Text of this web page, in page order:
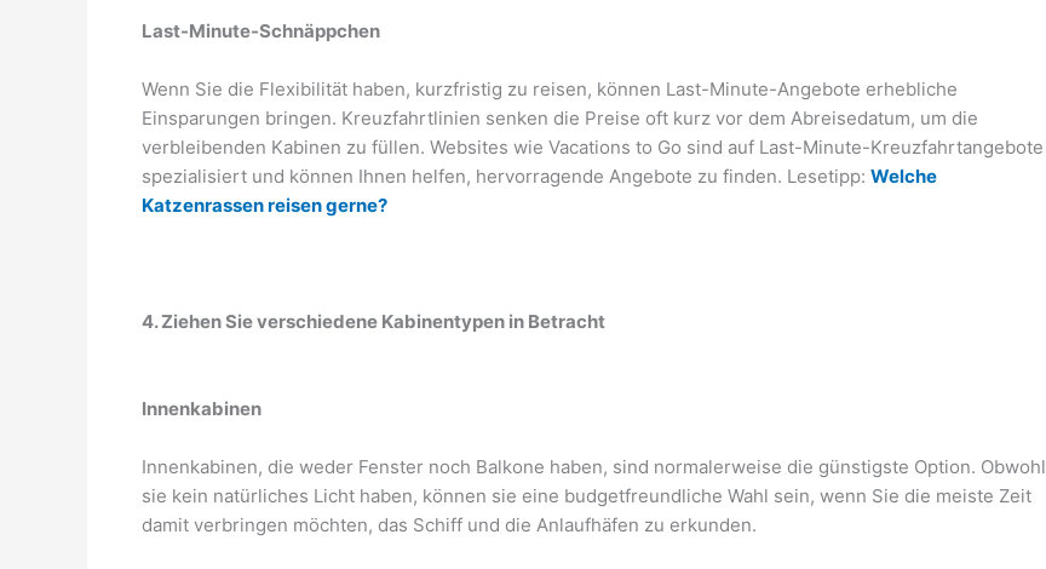
Last-Minute-Schnäppchen
Wenn Sie die Flexibilität haben, kurzfristig zu reisen, können Last-Minute-Angebote erhebliche
Einsparungen bringen. Kreuzfahrtlinien senken die Preise oft kurz vor dem Abreisedatum, um die
verbleibenden Kabinen zu füllen. Websites wie Vacations to Go sind auf Last-Minute-Kreuzfahrtangebote
spezialisiert und können Ihnen helfen, hervorragende Angebote zu finden. Lesetipp: Welche
Katzenrassen reisen gerne?
4. Ziehen Sie verschiedene Kabinentypen in Betracht
Innenkabinen
Innenkabinen, die weder Fenster noch Balkone haben, sind normalerweise die günstigste Option. Obwohl
sie kein natürliches Licht haben, können sie eine budgetfreundliche Wahl sein, wenn Sie die meiste Zeit
damit verbringen möchten, das Schiff und die Anlaufhäfen zu erkunden.